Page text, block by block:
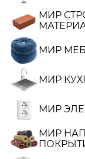
МИР
МИР
МИР
МИР
МИР